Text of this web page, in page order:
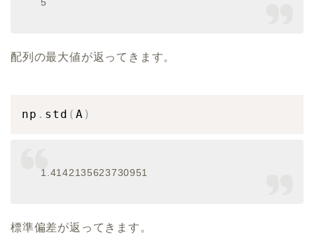
5
配列の最大値が返ってきます。
np . std ( A )
1.4142135623730951
標準偏差が返ってきます。